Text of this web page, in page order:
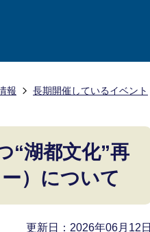
報 長期開催しているイベント
“湖都文化”再
）について
更新日：2026年06月12日